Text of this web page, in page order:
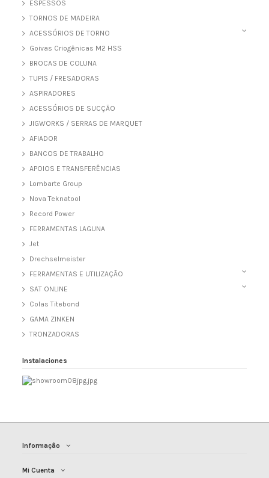
ESPESSOS
TORNOS DE MADEIRA
ACESSÓRIOS DE TORNO
Goivas Criogênicas M2 HSS
BROCAS DE COLUNA
TUPIS / FRESADORAS
ASPIRADORES
ACESSÓRIOS DE SUCÇÃO
JIGWORKS / SERRAS DE MARQUET
AFIADOR
BANCOS DE TRABALHO
APOIOS E TRANSFERÊNCIAS
Lombarte Group
Nova Teknatool
Record Power
FERRAMENTAS LAGUNA
Jet
Drechselmeister
FERRAMENTAS E UTILIZAÇÃO
SAT ONLINE
Colas Titebond
GAMA ZINKEN
TRONZADORAS
Instalaciones
Informaçâo
Mi Cuenta